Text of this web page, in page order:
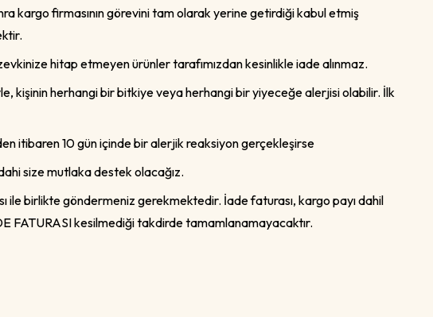
kargo firmasının görevini tam olarak yerine getirdiği kabul etmiş
hitap etmeyen ürünler tarafımızdan kesinlikle iade alınmaz.
kişinin herhangi bir bitkiye veya herhangi bir yiyeceğe alerjisi olabilir. İlk
itibaren 10 gün içinde bir alerjik reaksiyon gerçekleşirse
size mutlaka destek olacağız.
birlikte göndermeniz gerekmektedir. İade faturası, kargo payı dahil
FATURASI kesilmediği takdirde tamamlanamayacaktır.